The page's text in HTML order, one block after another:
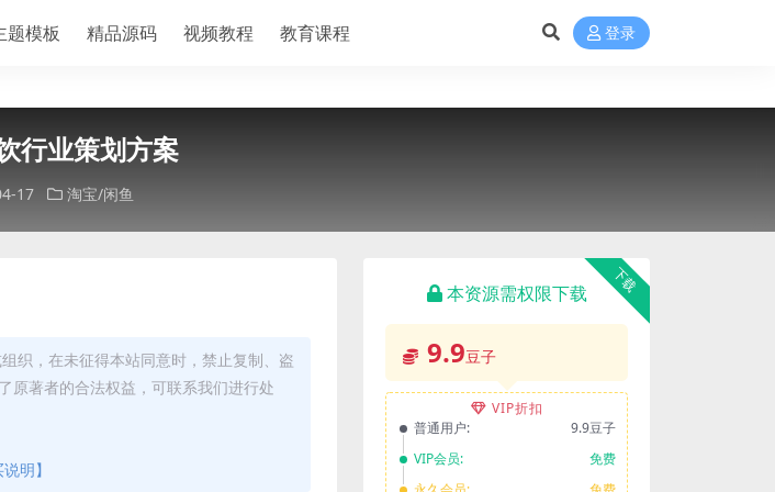
题模板 精品源码 视频教程 教育课程 登录
行业策划方案
17 淘宝/闲鱼
织，在未征得本站同意时，禁止复制、盗
原著者的合法权益，可联系我们进行处
明】
下载
本资源需权限下载
9.9豆子
VIP折扣
普通用户:
9.9豆子
VIP会员:
免费